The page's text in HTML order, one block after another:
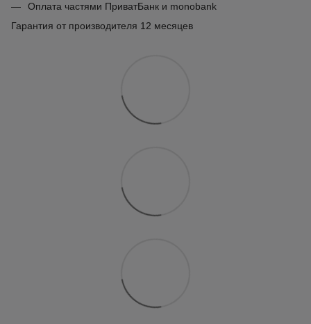
Оплата частями ПриватБанк и monobank
Гарантия от производителя 12 месяцев